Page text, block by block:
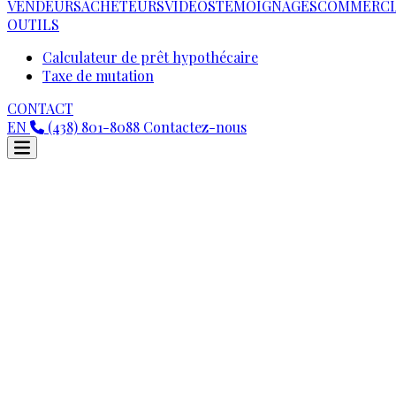
VENDEURSACHETEURSVIDEOSTÉMOIGNAGES
OUTILS
Calculateur de prêt hypothécaire
Taxe de mutation
CONTACT
EN
(438) 801-8088 Contactez-nous